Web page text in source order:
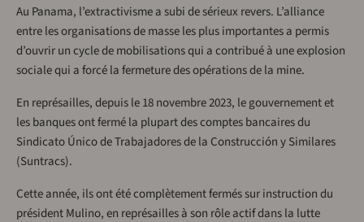
Au Panama, l’extractivisme a subi de sérieux revers. L’alliance
entre les organisations de masse les plus importantes a permis
d’ouvrir un cycle de mobilisations qui a contribué à une explosion
sociale qui a forcé la fermeture des opérations de la mine.
En représailles, depuis le 18 novembre 2023, le gouvernement et
les banques ont fermé la plupart des comptes bancaires du
Sindicato Único de Trabajadores de la Construcción y Similares
(Suntracs).
Cette année, ils ont été complètement fermés sur instruction du
président Mulino, en représailles à son rôle actif dans la lutte